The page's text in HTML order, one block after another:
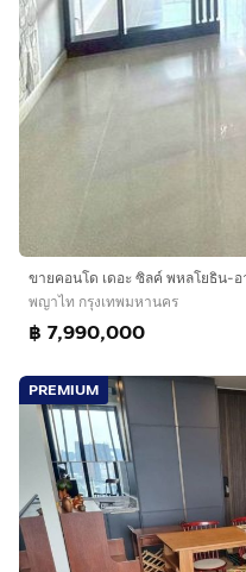
พญาไท กรุงเทพมหานคร
฿ 7,990,000
PREMIUM